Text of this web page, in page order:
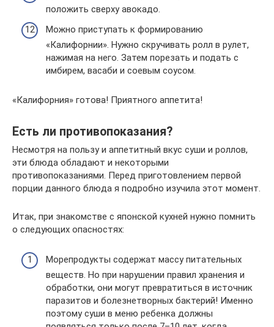
положить сверху авокадо.
Можно приступать к формированию
«Калифорнии». Нужно скручивать ролл в рулет,
нажимая на него. Затем порезать и подать с
имбирем, васаби и соевым соусом.
«Калифорния» готова! Приятного аппетита!
Есть ли противопоказания?
Несмотря на пользу и аппетитный вкус суши и роллов,
эти блюда обладают и некоторыми
противопоказаниями. Перед приготовлением первой
порции данного блюда я подробно изучила этот момент.
Итак, при знакомстве с японской кухней нужно помнить
о следующих опасностях:
Морепродукты содержат массу питательных
веществ. Но при нарушении правил хранения и
обработки, они могут превратиться в источник
паразитов и болезнетворных бактерий! Именно
поэтому суши в меню ребенка должны